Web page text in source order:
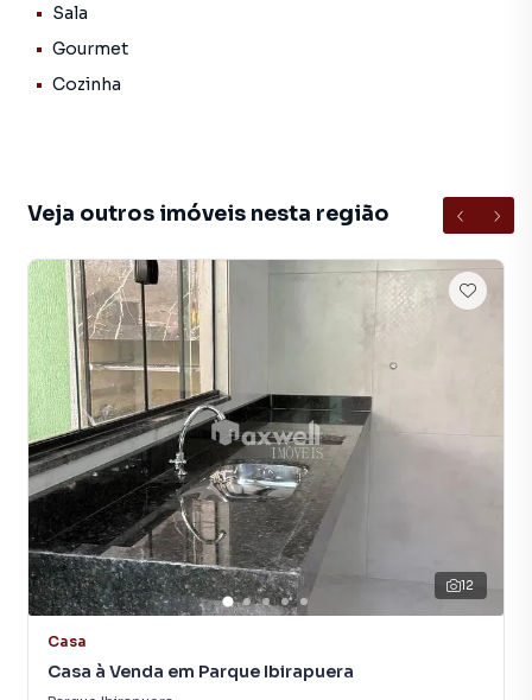
Garagem coberta
Gesso rebaixado em toda a casa
Toda documentação em mãos
Sala
Gourmet
Cozinha
Veja outros imóveis nesta região
12
Casa
Casa à Venda em Parque Ibirapuera